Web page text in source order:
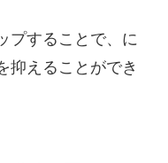
プすることで、に
抑えることができ